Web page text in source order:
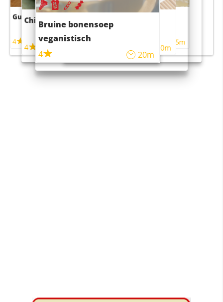
Guacamole
4
Chili con carne
4
Bruine bonensoep
veganistisch
4
20m
Sushi rijstsalade
maaltijdsalade
40m
4 55m